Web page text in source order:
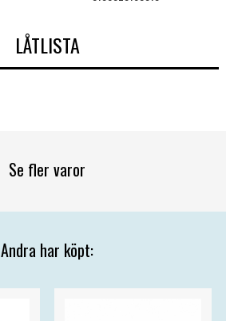
LÅTLISTA
Se fler varor
Andra har köpt: